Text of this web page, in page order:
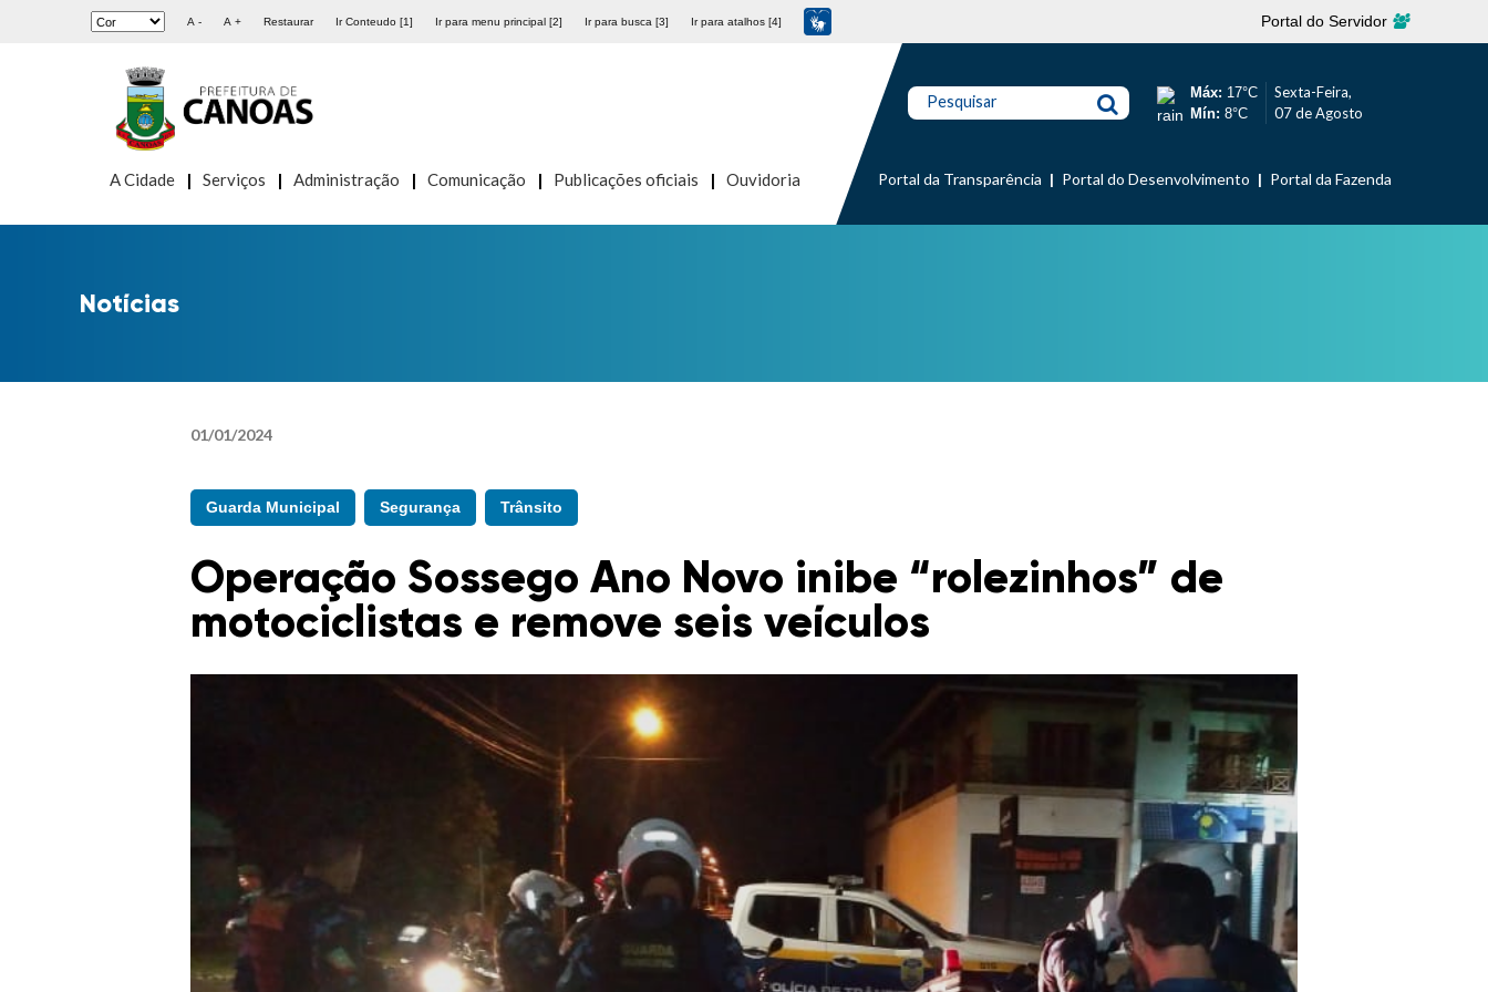
A - A + Restaurar Ir Conteudo [1] Ir para menu principal [2] Ir para busca [3] Ir para atalhos [4] Portal do Servidor
A Cidade Serviços Administração Comunicação Publicações oficiais Ouvidoria
Pesquisar Máx: 17°C
Mín: 8°C
Sexta-Feira,
07 de Agosto
Portal da Transparência Portal do Desenvolvimento Portal da Fazenda
Notícias
01/01/2024
Guarda Municipal Segurança Trânsito
Operação Sossego Ano Novo inibe “rolezinhos” de
motociclistas e remove seis veículos